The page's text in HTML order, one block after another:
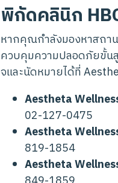
พิกัดคลินิก
หากคุณกำลังมองหาสถา
ควบคุมความปลอดภัยขั้น
จและนัดหมายได้ที่
Aestheta
02-127-0475
Aestheta
819-1854
Aestheta